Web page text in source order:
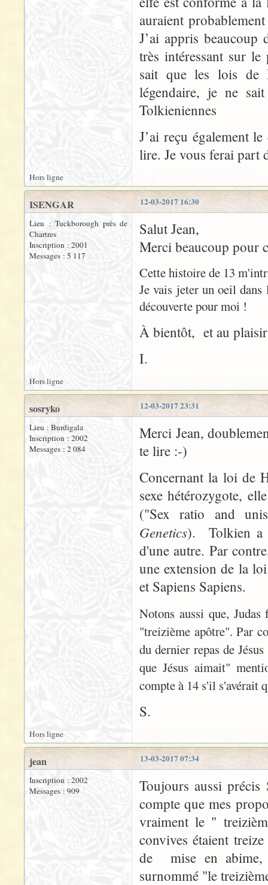
auraient
J’ai appris
très intéressant sur
sait que les lois de
légendaire, je ne
Tolkieniennes
J’ai reçu également
lire. Je vous ferai part
Hors ligne
12-03-2017 16:30
ISENGAR
Lieu : Tuckborough près de
Chartres
Inscription : 2001
Messages : 5 117
Salut Jean,
Merci beaucoup pour
Cette histoire de 13
Je vais jeter un oeil
découverte pour moi !
À bientôt, et au
I.
Hors ligne
12-03-2017 23:31
sosryko
Lieu : Burdigala
Inscription : 2002
Messages : 2 084
Merci Jean,
te lire :-)
Concernant la loi de
sexe hétérozygote,
("Sex ratio and
Genetics). Tolkien a
d'une autre. Par
une extension de la
et Sapiens Sapiens.
Notons aussi que,
"treizième apôtre". Par
du dernier repas de
que Jésus aimait"
compte à 14 s'il s'avérait
S.
Hors ligne
13-03-2017 07:34
jean
Inscription : 2002
Messages : 909
Toujours aussi
compte que mes
vraiment le "
convives étaient
de mise en abime,
surnommé "le